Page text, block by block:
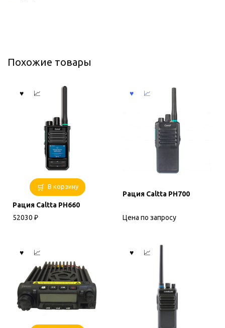
Похожие товары
В корзину
Рация Caltta PH660
52030 ₽
Рация Caltta PH700
Цена по запросу